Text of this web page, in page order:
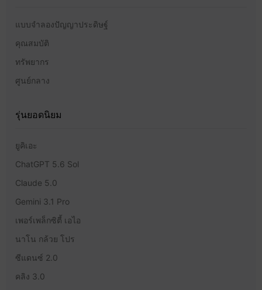
แบบจำลองปัญญาประดิษฐ์
คุณสมบัติ
ทรัพยากร
ศูนย์กลาง
รุ่นยอดนิยม
ยูคิเอะ
ChatGPT 5.6 Sol
Claude 5.0
Gemini 3.1 Pro
เพอร์เพล็กซิตี้ เอไอ
นาโน กล้วย โปร
ซีแดนซ์ 2.0
คลิง 3.0